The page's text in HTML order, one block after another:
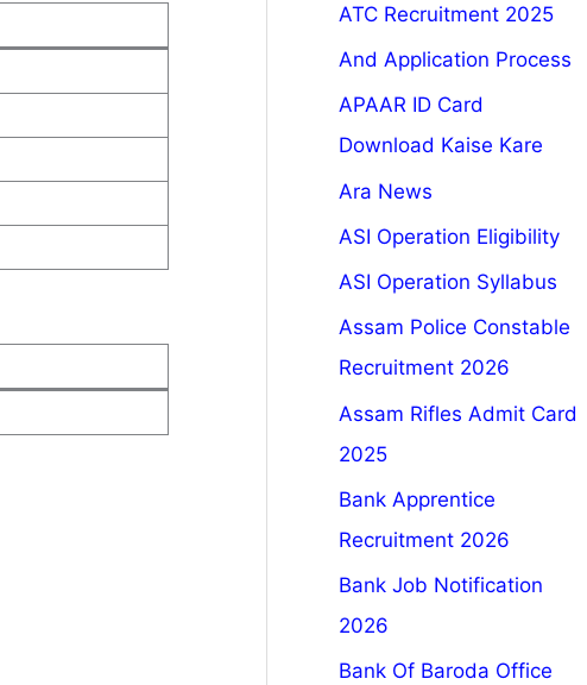
ATC Recruitment 2025
And Application Process
APAAR ID Card
Download Kaise Kare
Ara News
ASI Operation Eligibility
ASI Operation Syllabus
Assam Police Constable
Recruitment 2026
Assam Rifles Admit Card
2025
Bank Apprentice
Recruitment 2026
Bank Job Notification
2026
Bank Of Baroda Office